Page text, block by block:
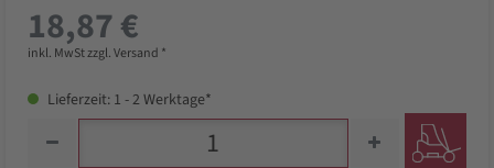
18,87 €
inkl. MwSt zzgl. Versand *
Lieferzeit: 1 - 2 Werktage*